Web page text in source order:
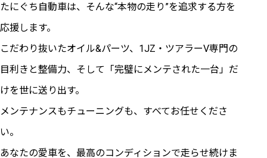
たにぐち自動車は、そんな“本物の走り”を追求する方を
応援します。
こだわり抜いたオイル&パーツ、1JZ・ツアラーV専門の
目利きと整備力、そして「完璧にメンテされた一台」だ
けを世に送り出す。
メンテナンスもチューニングも、すべてお任せくださ
い。
あなたの愛車を、最高のコンディションで走らせ続けま